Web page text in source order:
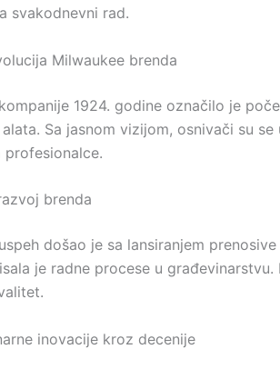
svakodnevni rad.
Milwaukee brenda
1924. godine označilo je
Sa jasnom vizijom, osnivači su
profesionalce.
brenda
došao je sa lansiranjem
je radne procese u
inovacije kroz decenije